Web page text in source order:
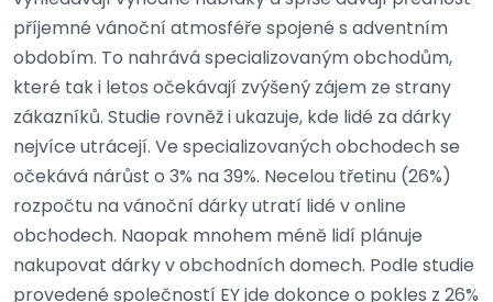
příjemné vánoční atmosféře spojené s adventním
obdobím. To nahrává specializovaným obchodům,
které tak i letos očekávají zvýšený zájem ze strany
zákazníků. Studie rovněž i ukazuje, kde lidé za dárky
nejvíce utrácejí. Ve specializovaných obchodech se
očekává nárůst o 3% na 39%. Necelou třetinu (26%)
rozpočtu na vánoční dárky utratí lidé v online
obchodech. Naopak mnohem méně lidí plánuje
nakupovat dárky v obchodních domech. Podle studie
provedené společností EY jde dokonce o pokles z 26%